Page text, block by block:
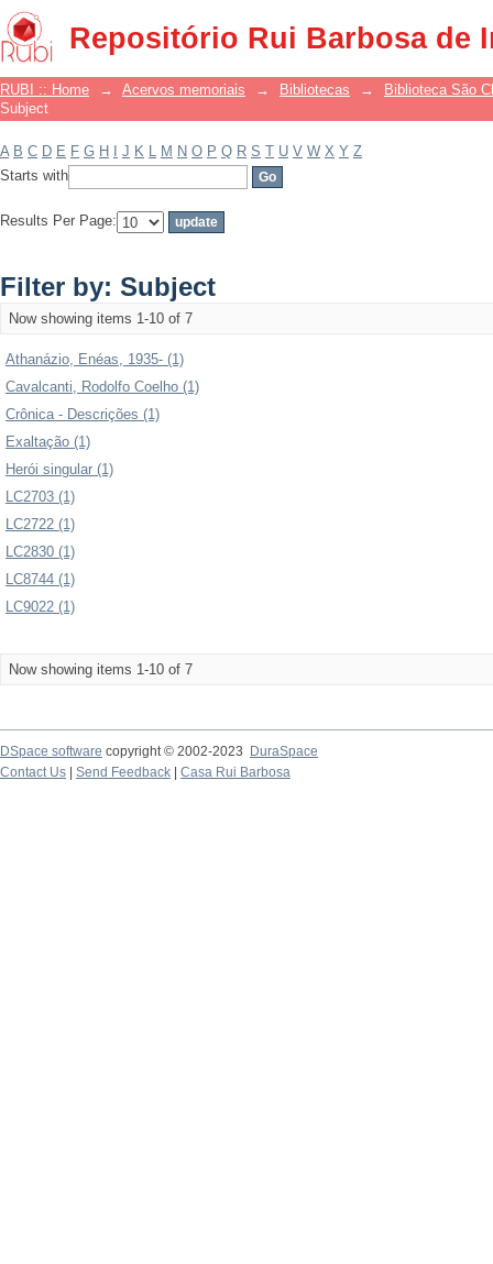
Repositório Rui Barbosa de
Filter by: Subject
RUBI :: Home → Acervos memoriais → Bibliotecas →
Biblioteca São
Subject
A B C D E F G H J K L M N O P Q R S T U V W X Y Z
Starts with
Results Per Page:
Filter by: Subject
Now showing items 1-10 of 7
Athanázio, Enéas, 1935- (1)
Cavalcanti, Rodolfo Coelho (1)
Crônica - Descrições (1)
Exaltação (1)
Herói singular (1)
LC2703 (1)
LC2722 (1)
LC2830 (1)
LC8744 (1)
LC9022 (1)
Now showing items 1-10 of 7
DSpace software copyright © 2002-2023
DuraSpace
Contact Us
Send Feedback Casa Rui Barbosa